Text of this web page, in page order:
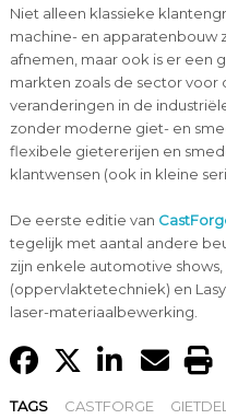
Niet alleen klassieke
machine- en apparatenbouw
afnemen, maar ook is er een
markten zoals de sector
veranderingen in de
zonder moderne giet- en
flexibele gietererijen en
klantwensen (ook in kleine
De eerste editie van
tegelijk met aantal andere
zijn enkele automotive
(oppervlaktetechniek) en
laser-materiaalbewerking.
TAGS CASTFORGE